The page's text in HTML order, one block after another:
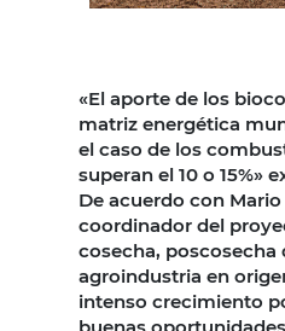
«El aporte de los
matriz energética
el caso de los
superan el 10 o 15%»
De acuerdo con
coordinador del
cosecha, poscosecha
agroindustria en
intenso crecimiento
buenas